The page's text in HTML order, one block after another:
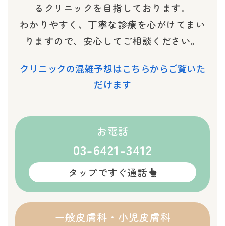
るクリニックを目指しております。
わかりやすく、丁寧な診療を心がけてまい
りますので、安心してご相談ください。
クリニックの混雑予想はこちらからご覧いた
だけます
お電話
03-6421-3412
タップですぐ通話
一般皮膚科・小児皮膚科